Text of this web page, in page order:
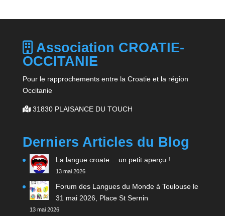
Association CROATIE-
OCCITANIE
Pour le rapprochements entre la Croatie et la région
Occitanie
31830 PLAISANCE DU TOUCH
Derniers Articles du Blog
La langue croate… un petit aperçu !
13 mai 2026
Forum des Langues du Monde à Toulouse le
31 mai 2026, Place St Sernin
13 mai 2026